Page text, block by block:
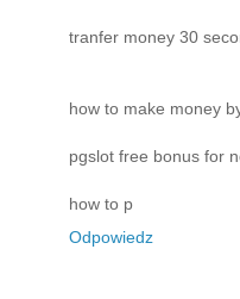
tranfer money 30
how to make money
pgslot free bonus for
how to p
Odpowiedz